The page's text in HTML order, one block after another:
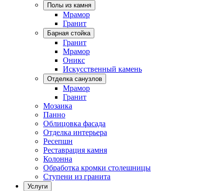
Полы из камня
Мрамор
Гранит
Барная стойка
Гранит
Мрамор
Оникс
Искусственный камень
Отделка санузлов
Мрамор
Гранит
Мозаика
Панно
Облицовка фасада
Отделка интерьера
Ресепшн
Реставрация камня
Колонна
Обработка кромки столешницы
Ступени из гранита
Услуги